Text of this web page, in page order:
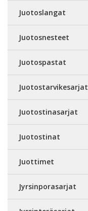
Juotoslangat
Juotosnesteet
Juotospastat
Juotostarvikesarjat
Juotostinasarjat
Juotostinat
Juottimet
Jyrsinporasarjat